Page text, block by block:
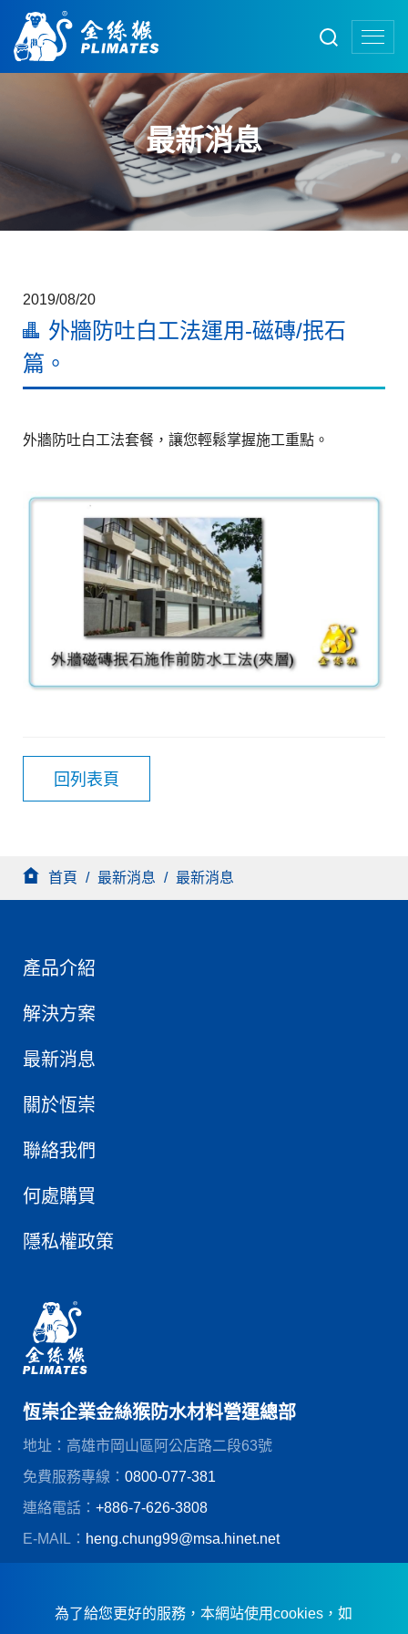
最新消息
2019/08/20
外牆防吐白工法運用-磁磚/抿石
篇。
外牆防吐白工法套餐，讓您輕鬆掌握施工重點。
回列表頁
首頁 / 最新消息 / 最新消息
產品介紹
解決方案
最新消息
關於恆崇
聯絡我們
何處購買
隱私權政策
恆崇企業金絲猴防水材料營運總部
地址：高雄市岡山區阿公店路二段63號
免費服務專線： 0800-077-381
連絡電話： +886-7-626-3808
E-MAIL： heng.chung99@msa.hinet.net
為了給您更好的服務，本網站使用cookies，如